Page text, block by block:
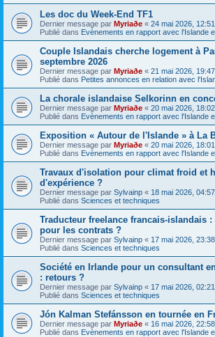
Les doc du Week-End TF1
Dernier message par Myriaðe « 24 mai 2026, 12:51
Publié dans Evènements en rapport avec l'Islande
Couple Islandais cherche logement à
septembre 2026
Dernier message par Myriaðe « 21 mai 2026, 19:47
Publié dans Petites annonces en relation avec
La chorale islandaise Selkorinn en
Dernier message par Myriaðe « 20 mai 2026, 18:02
Publié dans Evènements en rapport avec l'Islande
Exposition « Autour de l'Islande » à La
Dernier message par Myriaðe « 20 mai 2026, 18:01
Publié dans Evènements en rapport avec l'Islande
Travaux d'isolation pour climat froid et
d'expérience ?
Dernier message par Sylvainp « 18 mai 2026, 04:57
Publié dans Sciences et techniques
Traducteur freelance francais-islandais
pour les contrats ?
Dernier message par Sylvainp « 17 mai 2026, 23:38
Publié dans Sciences et techniques
Société en Irlande pour un consultant
: retours ?
Dernier message par Sylvainp « 17 mai 2026, 02:21
Publié dans Sciences et techniques
Jón Kalman Stefánsson en tournée en
Dernier message par Myriaðe « 16 mai 2026, 22:58
Publié dans Evènements en rapport avec l'Islande